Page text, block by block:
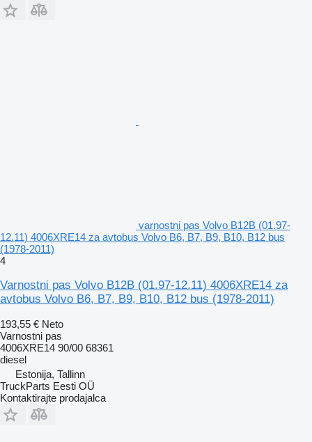
varnostni pas Volvo B12B (01.97-
12.11) 4006XRE14 za avtobus Volvo B6, B7, B9, B10, B12 bus
(1978-2011)
4
Varnostni pas Volvo B12B (01.97-12.11) 4006XRE14 za
avtobus Volvo B6, B7, B9, B10, B12 bus (1978-2011)
193,55 € Neto
Varnostni pas
4006XRE14 90/00 68361
diesel
Estonija, Tallinn
TruckParts Eesti OÜ
Kontaktirajte prodajalca